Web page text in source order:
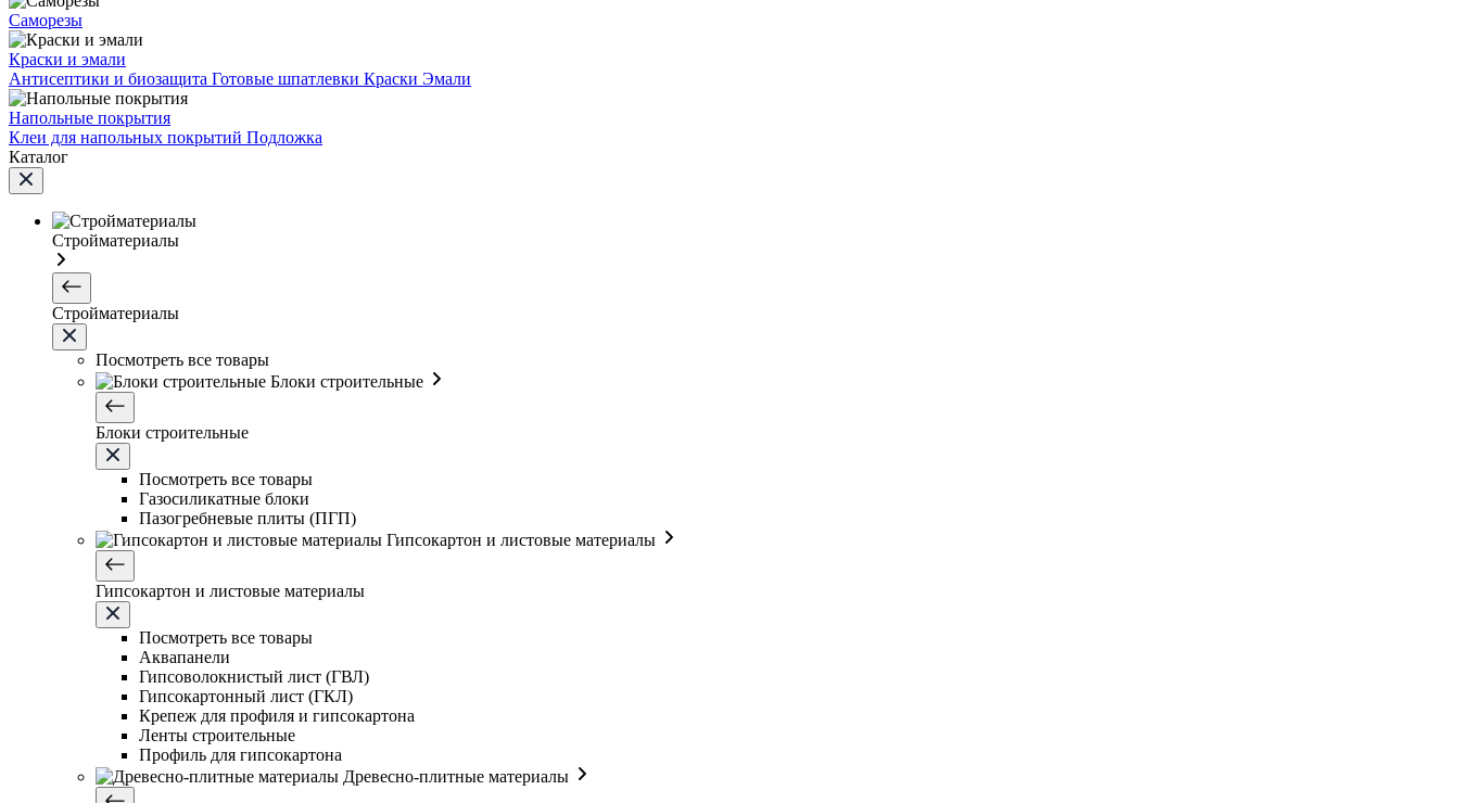
Саморезы
Краски и эмали
Антисептики и биозащита Готовые шпатлевки Краски Эмали
Напольные покрытия
Клеи для напольных покрытий Подложка
Каталог
Стройматериалы
Стройматериалы
Посмотреть все товары
Блоки строительные
Блоки строительные
Посмотреть все товары
Газосиликатные блоки
Пазогребневые плиты (ПГП)
Гипсокартон и листовые материалы
Гипсокартон и листовые материалы
Посмотреть все товары
Аквапанели
Гипсоволокнистый лист (ГВЛ)
Гипсокартонный лист (ГКЛ)
Крепеж для профиля и гипсокартона
Ленты строительные
Профиль для гипсокартона
Древесно-плитные материалы